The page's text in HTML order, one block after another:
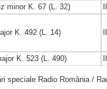
minor K. 67 (L. 32)
K. 492 (L. 14)
K. 523 (L. 490)
speciale Radio România /